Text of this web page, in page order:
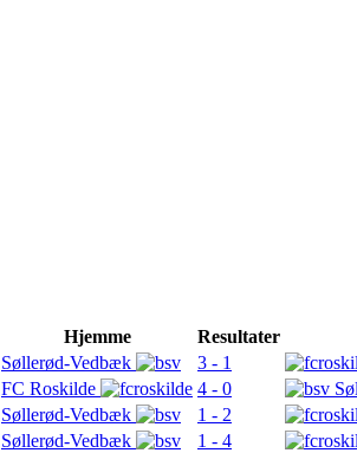
Hjemme Resultater
Søllerød-Vedbæk 3 - 1
FC Roskilde 4 - 0
Søllerød-Vedbæk 1 - 2
Søllerød-Vedbæk 1 - 4